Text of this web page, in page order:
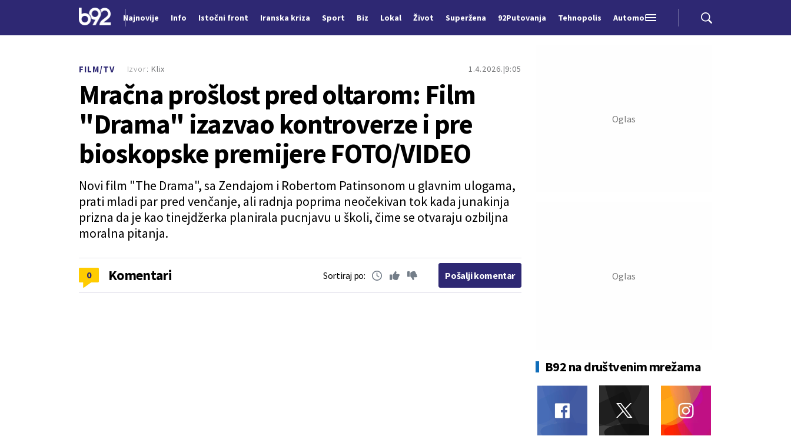
Najnovije Info Istočni front Iranska kriza Sport Biz Lokal Život Superžena 92Putovanja Tehnopolis Automobili
FILM/TV 1.4.2026. 9:05
Mračna prošlost pred oltarom: Film
"Drama" izazvao kontroverze i pre
bioskopske premijere FOTO/VIDEO
Novi film "The Drama", sa Zendajom i Robertom Patinsonom u glavnim ulogama,
prati mladi par pred venčanje, ali radnja poprima neočekivan tok kada junakinja
prizna da je kao tinejdžerka planirala pucnjavu u školi, čime se otvaraju ozbiljna
moralna pitanja.
Izvor: Klix
0 Komentari Sortiraj po: Pošalji komentar
B92 na društvenim mrežama